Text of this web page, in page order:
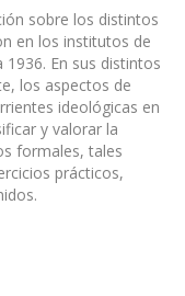
sobre los distintos
en los institutos de
En sus distintos
los aspectos de
ideológicas en
y valorar la
formales, tales
prácticos,